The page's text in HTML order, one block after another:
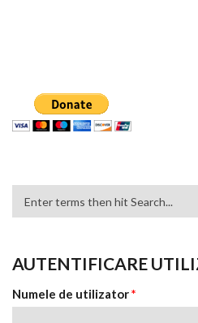
FORMULAR DE
AUTENTIFICARE
Numele de utilizator*